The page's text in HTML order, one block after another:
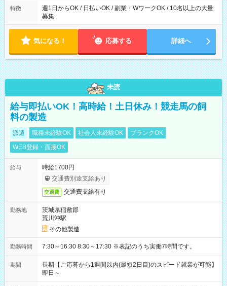
特徴
週1日からOK / 日払いOK / 副業・WワークOK / 10名以上の大量
募集
気になる！ 応募する 詳細へ
未読
給与即払いOK！高時給！土日休み！競走馬の飼
料の製造
派遣 職種未経験OK 社会人未経験OK
ブランクOK
WEB登録・面接OK
給与
時給1700円
交通費別途支給あり
交通費 交通費支給有り
勤務地
茨城県稲敷郡
荒川沖駅
その他製造
勤務時間 7:30～16:30 8:30～17:30 ※表記のうち実働7時間です。
期間
長期【ご応募から1週間以内(最短2日目)のスピード就業が可能】
即日～